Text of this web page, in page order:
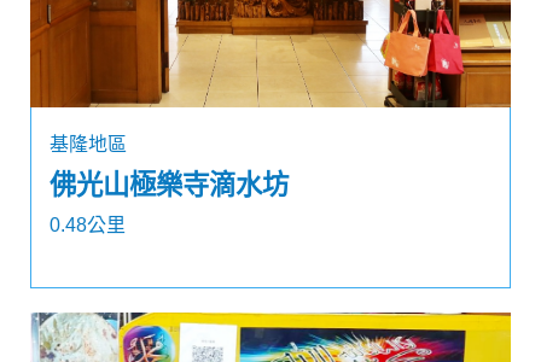
基隆地區
佛光山極樂寺滴水坊
0.48公里